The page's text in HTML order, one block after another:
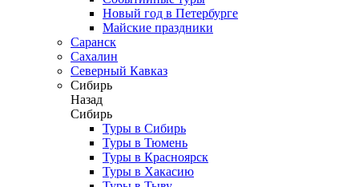
Новый год в Петербурге
Майские праздники
Саранск
Сахалин
Северный Кавказ
Сибирь
Назад
Сибирь
Туры в Сибирь
Туры в Тюмень
Туры в Красноярск
Туры в Хакасию